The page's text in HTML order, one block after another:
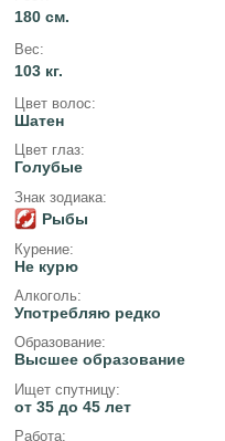
180 см.
Вес:
103 кг.
Цвет волос:
Шатен
Цвет глаз:
Голубые
Знак зодиака:
Рыбы
Курение:
Не курю
Алкоголь:
Употребляю редко
Образование:
Высшее образование
Ищет спутницу:
от 35 до 45 лет
Работа: